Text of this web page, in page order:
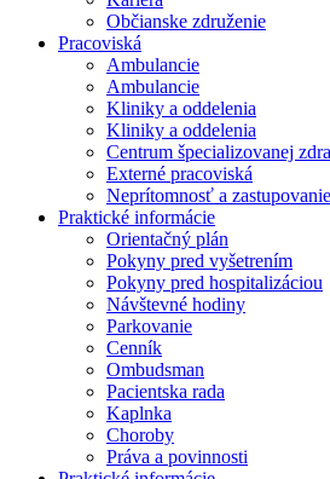
Občianske združenie
Pracoviská
Ambulancie
Ambulancie
Kliniky a oddelenia
Kliniky a oddelenia
Centrum špecializovanej
Externé pracoviská
Neprítomnosť a zastupovanie
Praktické informácie
Orientačný plán
Pokyny pred vyšetrením
Pokyny pred hospitalizáciou
Návštevné hodiny
Parkovanie
Cenník
Ombudsman
Pacientska rada
Kaplnka
Choroby
Práva a povinnosti